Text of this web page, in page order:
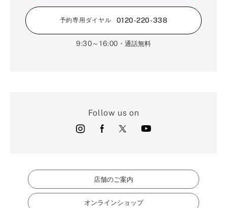
予約専用ダイヤル 0120-220-338
9:30～16:00 ・通話無料
Follow us on
店舗のご案内
オンラインショップ